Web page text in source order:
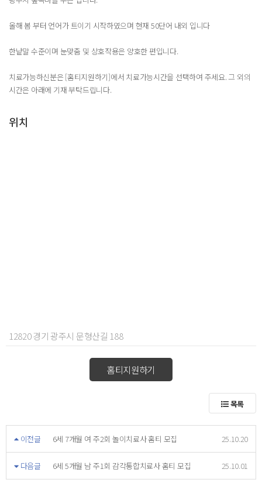
올해 봄 부터 언어가 트이기 시작하였으며 현재 50단어 내외 입니다
한낱말 수준이며 눈맞춤 및 상호작용은 양호한 편입니다.
치료가능하신분은 [홈티지원하기]에서 치료가능시간을 선택하여 주세요. 그 외의
시간은 아래에 기재 부탁드립니다.
위치
12820 경기 광주시 문형산길 188
홈티지원하기
목록
이전글 6세 7개월 여 주2회 놀이치료사 홈티 모집 25.10.20
다음글 6세 5개월 남 주1회 감각통합치료사 홈티 모집 25.10.01